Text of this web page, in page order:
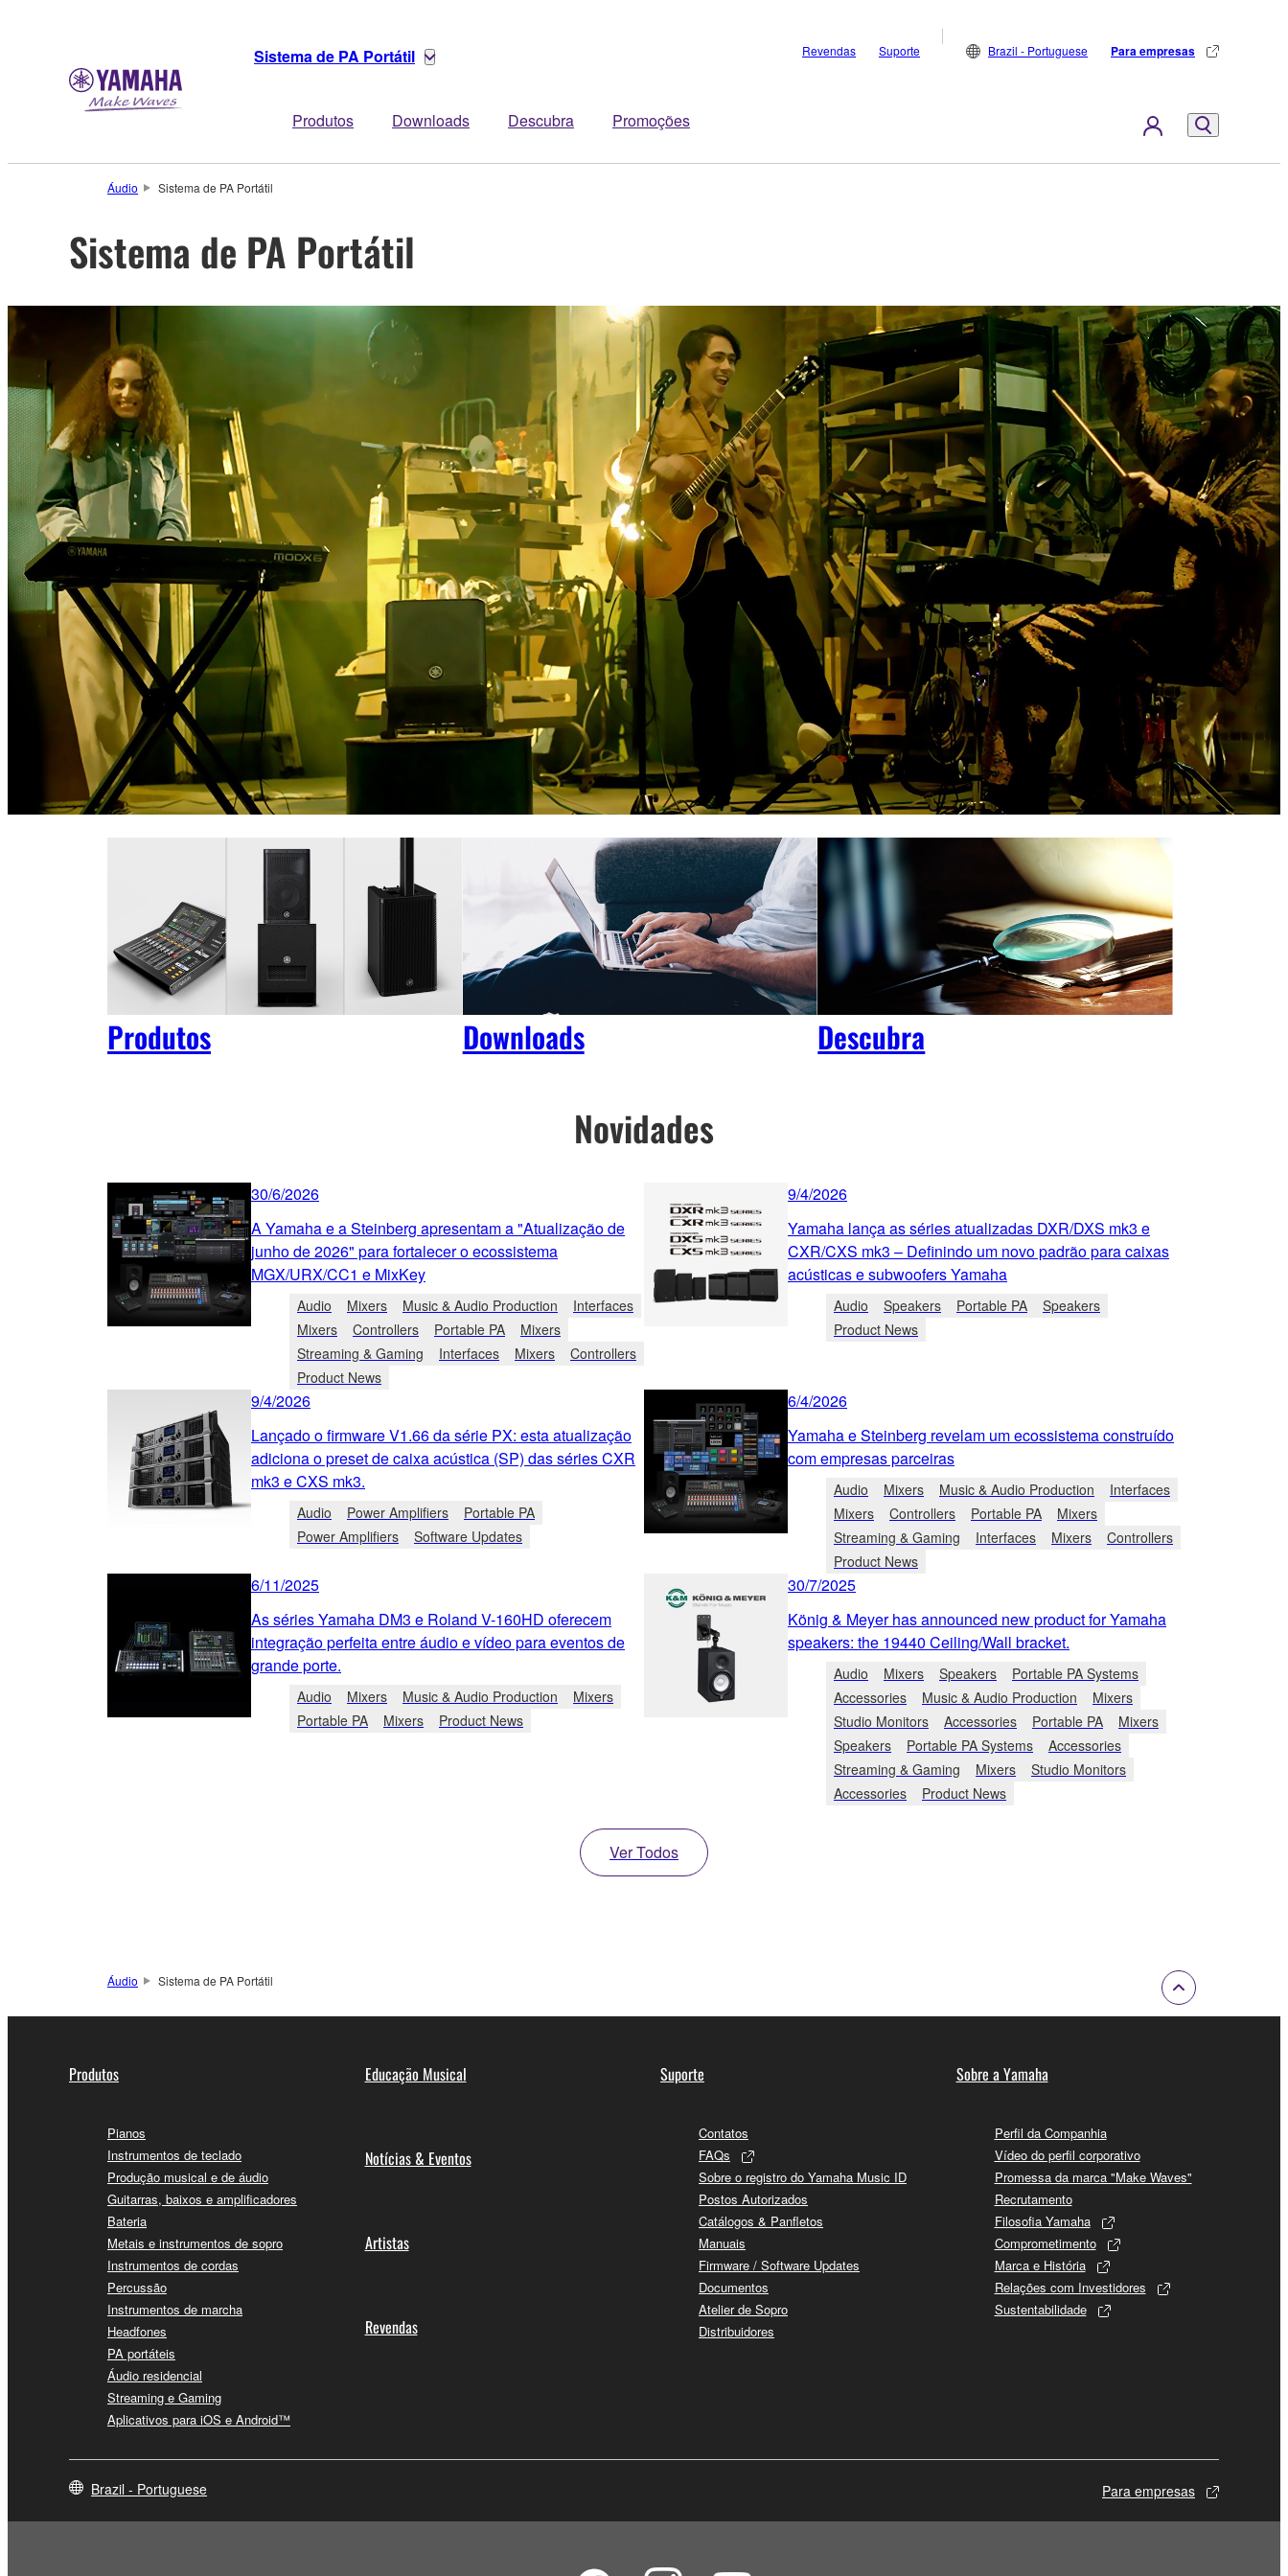
Sistema de PA Portátil
Produtos Downloads Descubra Promoções
Revendas Suporte Brazil - Portuguese Para empresas
Áudio Sistema de PA Portátil
Sistema de PA Portátil
Produtos Downloads Descubra
Novidades
30/6/2026
A Yamaha e a Steinberg apresentam a "Atualização de
junho de 2026" para fortalecer o ecossistema
MGX/URX/CC1 e MixKey
Audio Mixers Music & Audio Production
Interfaces
Mixers
Controllers Portable PA
Mixers
Streaming & Gaming
Interfaces Mixers
Controllers
Product News
9/4/2026
Yamaha lança as séries atualizadas DXR/DXS mk3 e
CXR/CXS mk3 – Definindo um novo padrão para caixas
acústicas e subwoofers Yamaha
Audio Speakers Portable PA
Speakers
Product News
9/4/2026
Lançado o firmware V1.66 da série PX: esta atualização
adiciona o preset de caixa acústica (SP) das séries CXR
mk3 e CXS mk3.
Audio Power Amplifiers
Portable PA
Power Amplifiers
Software Updates
6/4/2026
Yamaha e Steinberg revelam um ecossistema construído
com empresas parceiras
Audio Mixers Music & Audio Production
Interfaces
Mixers
Controllers Portable PA
Mixers
Streaming & Gaming
Interfaces Mixers
Controllers
Product News
6/11/2025
As séries Yamaha DM3 e Roland V-160HD oferecem
integração perfeita entre áudio e vídeo para eventos de
grande porte.
Audio Mixers Music & Audio Production
Mixers
Portable PA
Mixers Product News
30/7/2025
König & Meyer has announced new product for Yamaha
speakers: the 19440 Ceiling/Wall bracket.
Audio Mixers Speakers
Portable PA Systems
Accessories
Music & Audio Production
Mixers
Studio Monitors
Accessories Portable PA
Mixers
Speakers
Portable PA Systems
Accessories
Streaming & Gaming
Mixers
Studio Monitors
Accessories
Product News
Ver Todos
Áudio Sistema de PA Portátil
Produtos
Pianos
Instrumentos de teclado
Produção musical e de áudio
Guitarras, baixos e amplificadores
Bateria
Metais e instrumentos de sopro
Instrumentos de cordas
Percussão
Instrumentos de marcha
Headfones
PA portáteis
Áudio residencial
Streaming e Gaming
Aplicativos para iOS e Android™
Educação Musical
Notícias & Eventos
Artistas
Revendas
Suporte
Contatos
FAQs
Sobre o registro do Yamaha Music ID
Postos Autorizados
Catálogos & Panfletos
Manuais
Firmware / Software Updates
Documentos
Atelier de Sopro
Distribuidores
Sobre a Yamaha
Perfil da Companhia
Vídeo do perfil corporativo
Promessa da marca "Make Waves"
Recrutamento
Filosofia Yamaha
Comprometimento
Marca e História
Relações com Investidores
Sustentabilidade
Brazil - Portuguese Para empresas